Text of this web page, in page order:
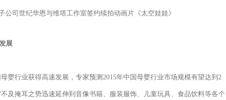
公司世纪华恩与维塔工作室签约续拍动画片《太空娃娃》
展
行业获得高速发展，专家预测2015年中国母婴行业市场规模有望达到2
及掩耳之势迅速延伸到音像书籍、服装服饰、儿童玩具、食品饮料等各个